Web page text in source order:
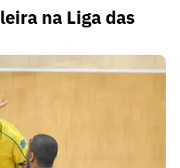
na Liga das